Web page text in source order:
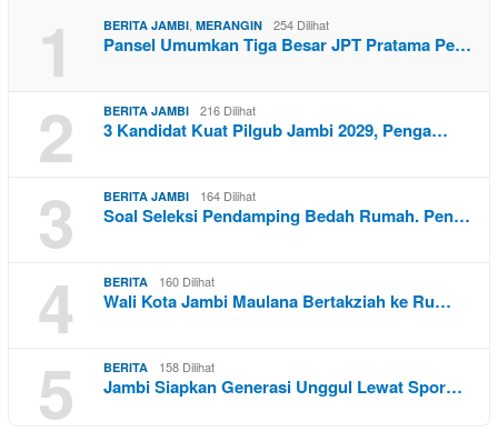
1 BERITA JAMBI, MERANGIN 254 Dilihat
Pansel Umumkan Tiga Besar JPT Pratama Pe…
2 BERITA JAMBI 216 Dilihat
3 Kandidat Kuat Pilgub Jambi 2029, Penga…
3 BERITA JAMBI 164 Dilihat
Soal Seleksi Pendamping Bedah Rumah. Pen…
4 BERITA 160 Dilihat
Wali Kota Jambi Maulana Bertakziah ke Ru…
5 BERITA 158 Dilihat
Jambi Siapkan Generasi Unggul Lewat Spor…